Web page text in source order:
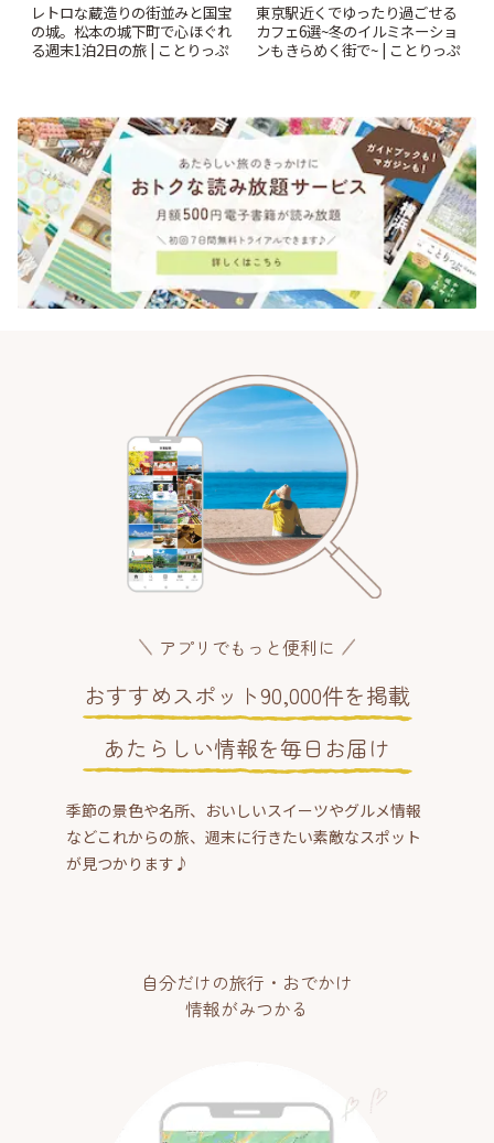
レトロな蔵造りの街並みと国宝
の城。松本の城下町で心ほぐれ
る週末1泊2日の旅 | ことりっぷ
東京駅近くでゆったり過ごせる
カフェ6選~冬のイルミネーショ
ンもきらめく街で~ | ことりっぷ
アプリでもっと便利に
おすすめスポット90,000件を掲載
あたらしい情報を毎日お届け
季節の景色や名所、おいしいスイーツやグルメ情報
などこれからの旅、週末に行きたい素敵なスポット
が見つかります♪
自分だけの旅行・おでかけ
情報がみつかる